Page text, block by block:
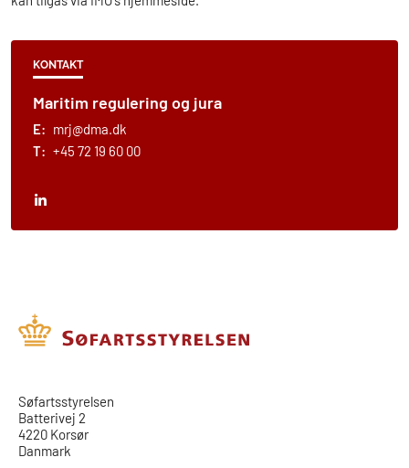
KONTAKT
Maritim regulering og jura
E: mrj@dma.dk
T: +45 72 19 60 00
​​Søfartsstyrelsen
Batterivej 2
4220 Korsør
Danmark